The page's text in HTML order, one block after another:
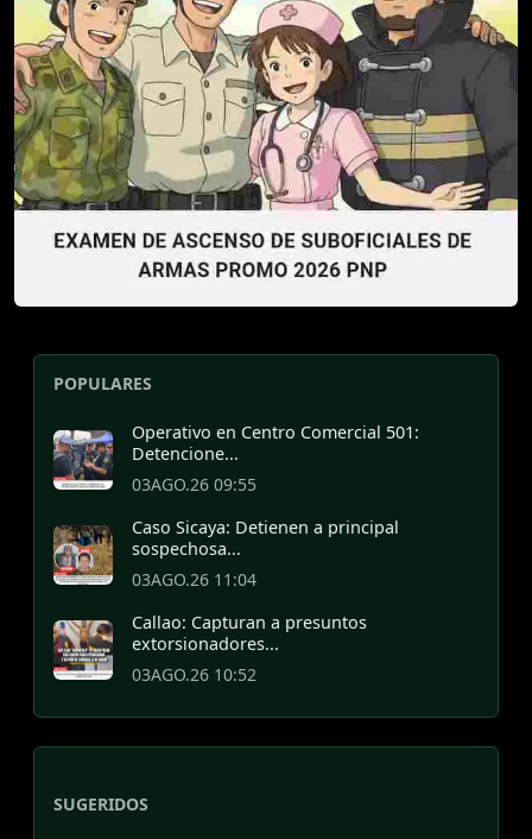
POPULARES
Operativo en Centro Comercial 501:
Detencione...
03AGO.26 09:55
Caso Sicaya: Detienen a principal
sospechosa...
03AGO.26 11:04
Callao: Capturan a presuntos
extorsionadores...
03AGO.26 10:52
SUGERIDOS